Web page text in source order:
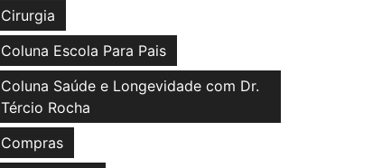
Cirurgia
Coluna Escola Para Pais
Coluna Saúde e Longevidade com Dr.
Tércio Rocha
Compras